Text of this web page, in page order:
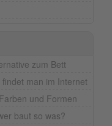
zum Bett
man im Internet
und Formen
baut so was?